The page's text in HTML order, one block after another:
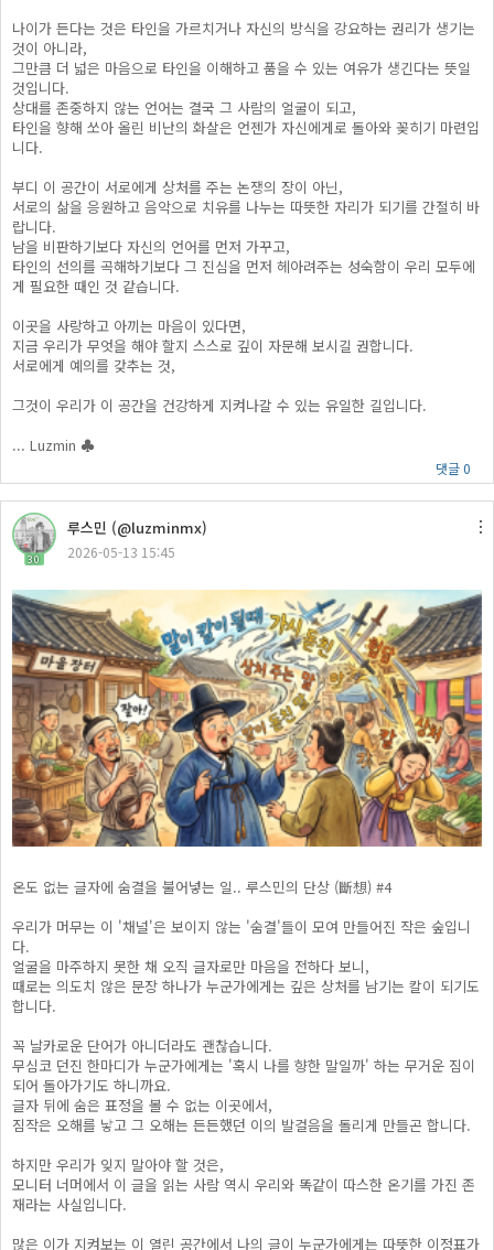
나이가 든다는 것은 타인을 가르치거나 자신의 방식을 강요하는 권리가 생기는
것이 아니라,
그만큼 더 넓은 마음으로 타인을 이해하고 품을 수 있는 여유가 생긴다는 뜻일
것입니다.
상대를 존중하지 않는 언어는 결국 그 사람의 얼굴이 되고,
타인을 향해 쏘아 올린 비난의 화살은 언젠가 자신에게로 돌아와 꽂히기 마련입
니다.
부디 이 공간이 서로에게 상처를 주는 논쟁의 장이 아닌,
서로의 삶을 응원하고 음악으로 치유를 나누는 따뜻한 자리가 되기를 간절히 바
랍니다.
남을 비판하기보다 자신의 언어를 먼저 가꾸고,
타인의 선의를 곡해하기보다 그 진심을 먼저 헤아려주는 성숙함이 우리 모두에
게 필요한 때인 것 같습니다.
이곳을 사랑하고 아끼는 마음이 있다면,
지금 우리가 무엇을 해야 할지 스스로 깊이 자문해 보시길 권합니다.
서로에게 예의를 갖추는 것,
그것이 우리가 이 공간을 건강하게 지켜나갈 수 있는 유일한 길입니다.
... Luzmin ♣
댓글 0
30
루스민 (@luzminmx)
2026-05-13 15:45
온도 없는 글자에 숨결을 불어넣는 일.. 루스민의 단상 (斷想) #4
우리가 머무는 이 '채널'은 보이지 않는 '숨결'들이 모여 만들어진 작은 숲입니
다.
얼굴을 마주하지 못한 채 오직 글자로만 마음을 전하다 보니,
때로는 의도치 않은 문장 하나가 누군가에게는 깊은 상처를 남기는 칼이 되기도
합니다.
꼭 날카로운 단어가 아니더라도 괜찮습니다.
무심코 던진 한마디가 누군가에게는 '혹시 나를 향한 말일까' 하는 무거운 짐이
되어 돌아가기도 하니까요.
글자 뒤에 숨은 표정을 볼 수 없는 이곳에서,
짐작은 오해를 낳고 그 오해는 든든했던 이의 발걸음을 돌리게 만들곤 합니다.
하지만 우리가 잊지 말아야 할 것은,
모니터 너머에서 이 글을 읽는 사람 역시 우리와 똑같이 따스한 온기를 가진 존
재라는 사실입니다.
많은 이가 지켜보는 이 열린 공간에서 나의 글이 누군가에게는 따뜻한 이정표가